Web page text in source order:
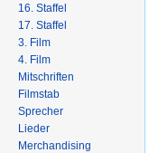
16. Staffel
17. Staffel
3. Film
4. Film
Mitschriften
Filmstab
Sprecher
Lieder
Merchandising